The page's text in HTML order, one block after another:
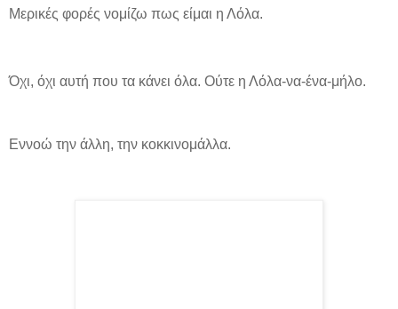
Μερικές φορές νομίζω πως είμαι η Λόλα.
Όχι, όχι αυτή που τα κάνει όλα. Ούτε η Λόλα-να-ένα-μήλο.
Εννοώ την άλλη, την κοκκινομάλλα.